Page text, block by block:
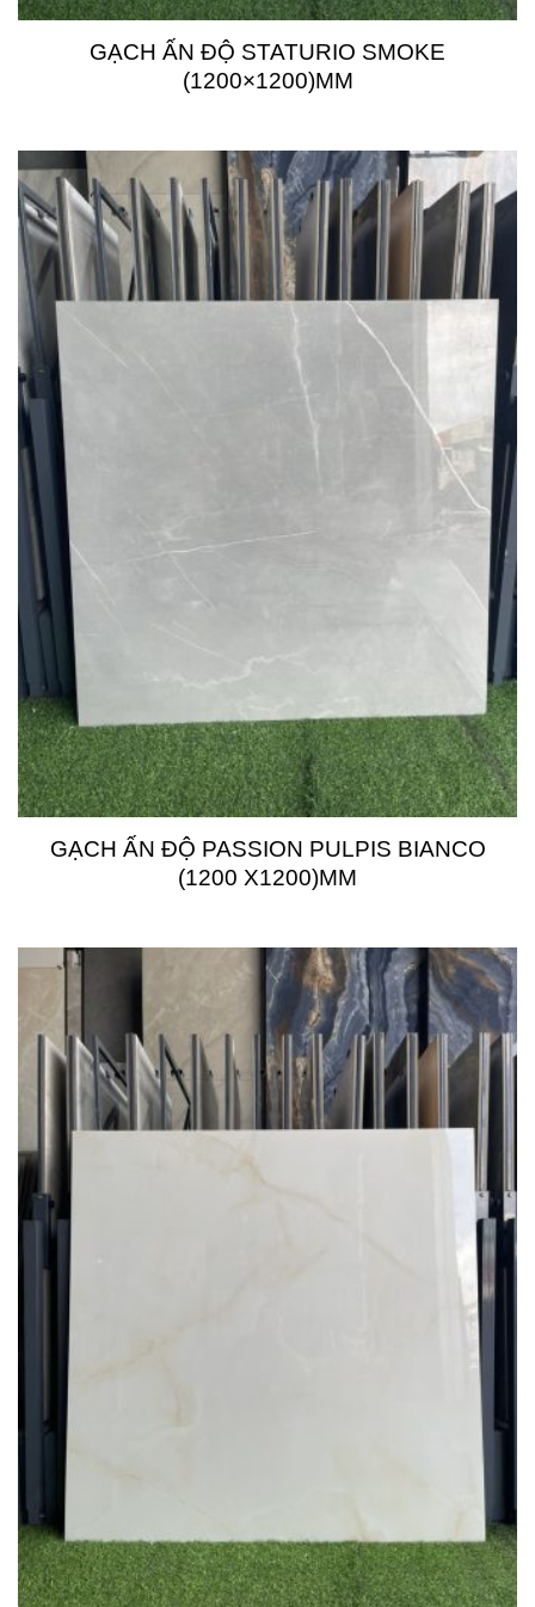
GẠCH ẤN ĐỘ STATURIO SMOKE
(1200×1200)MM
GẠCH ẤN ĐỘ PASSION PULPIS BIANCO
(1200 X1200)MM